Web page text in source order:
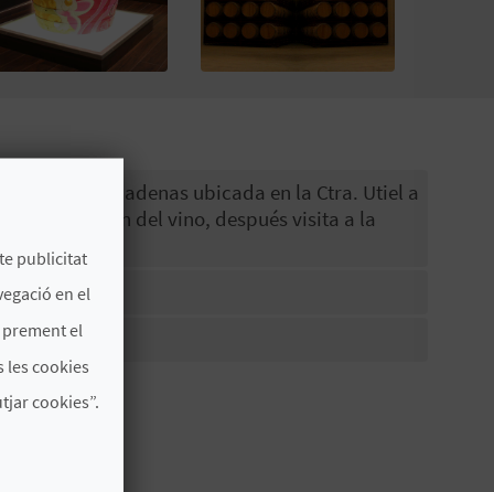
Hoya de Cadenas ubicada en la Ctra. Utiel a
en el tren del vino, después visita a la
publicitat
en el
el
les cookies
cookies”.